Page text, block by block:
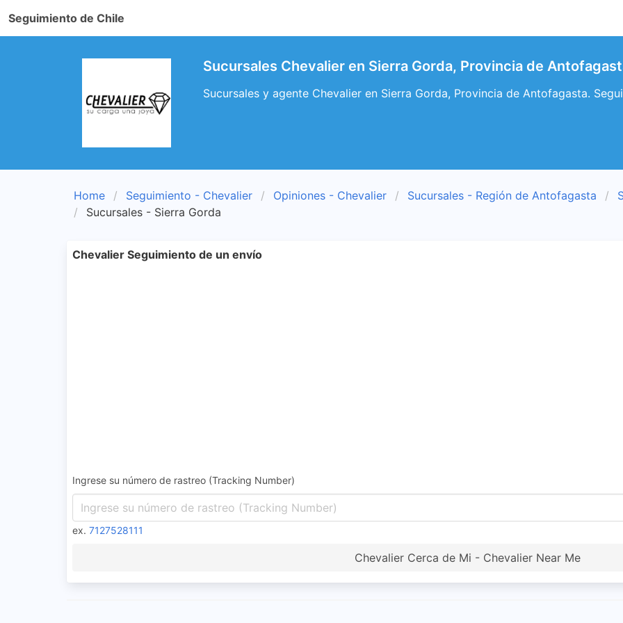
Seguimiento de Chile
Sucursales Chevalier en Sierra Gorda, Provincia de
Sucursales y agente Chevalier en Sierra Gorda, Provincia de Antofagasta.
Home Seguimiento - Chevalier Opiniones - Chevalier Sucursales - Región de Antofagasta
Sucursales - Sierra Gorda
Chevalier Seguimiento de un envío
Ingrese su número de rastreo (Tracking Number)
ex. 7127528111
Chevalier Cerca de Mi - Chevalier Near Me